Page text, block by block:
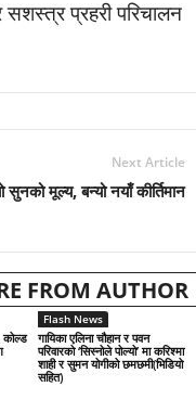
सशस्त्र प्रहरी परिचालन
Next Article
सुनको मूल्य, बन्यो नयाँ कीर्तिमान
FROM AUTHOR
कोल्ड
Flash News
गायिका एलिना चौहान र पवन
परिवारको ‘सिस्नोले पोल्यो’ मा करिश्मा
शाही र सुमन योगीको छमछमी(भिडियो
सहित)